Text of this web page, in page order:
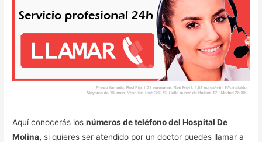
Aquí conocerás losnúmeros de teléfono del Hospital De
Molina, si quieres ser atendido por un doctor puedes llamar a